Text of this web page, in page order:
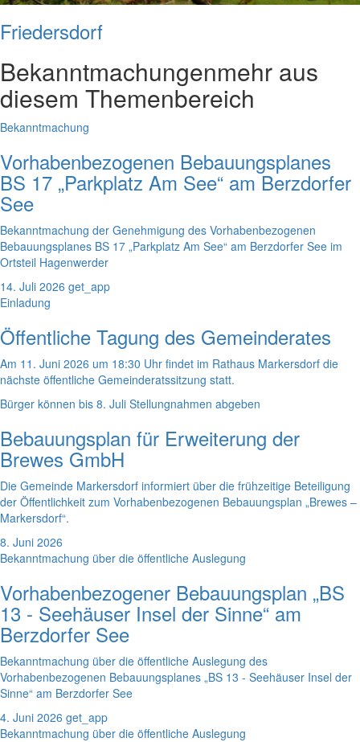
Friedersdorf
Bekanntmachungenmehr aus
diesem Themenbereich
Bekanntmachung
Vorhabenbezogenen Bebauungsplanes
BS 17 „Parkplatz Am See“ am Berzdorfer
See
Bekanntmachung der Genehmigung des Vorhabenbezogenen
Bebauungsplanes BS 17 „Parkplatz Am See“ am Berzdorfer See im
Ortsteil Hagenwerder
14. Juli 2026 get_app
Einladung
Öffentliche Tagung des Gemeinderates
Am 11. Juni 2026 um 18:30 Uhr findet im Rathaus Markersdorf die
nächste öffentliche Gemeinderatssitzung statt.
Bürger können bis 8. Juli Stellungnahmen abgeben
Bebauungsplan für Erweiterung der
Brewes GmbH
Die Gemeinde Markersdorf informiert über die frühzeitige Beteiligung
der Öffentlichkeit zum Vorhabenbezogenen Bebauungsplan „Brewes –
Markersdorf“.
8. Juni 2026
Bekanntmachung über die öffentliche Auslegung
Vorhabenbezogener Bebauungsplan „BS
13 - Seehäuser Insel der Sinne“ am
Berzdorfer See
Bekanntmachung über die öffentliche Auslegung des
Vorhabenbezogenen Bebauungsplanes „BS 13 - Seehäuser Insel der
Sinne“ am Berzdorfer See
4. Juni 2026 get_app
Bekanntmachung über die öffentliche Auslegung